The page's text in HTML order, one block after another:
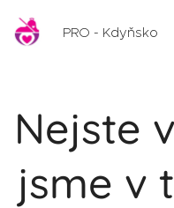
PRO - Kdyňsko
Nejste
jsme v